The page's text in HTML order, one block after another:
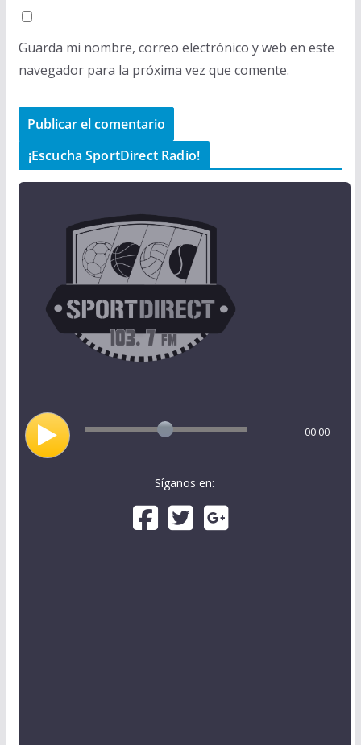
Guarda mi nombre, correo electrónico y web en este
navegador para la próxima vez que comente.
¡Escucha SportDirect Radio!
00:00
Síganos en: